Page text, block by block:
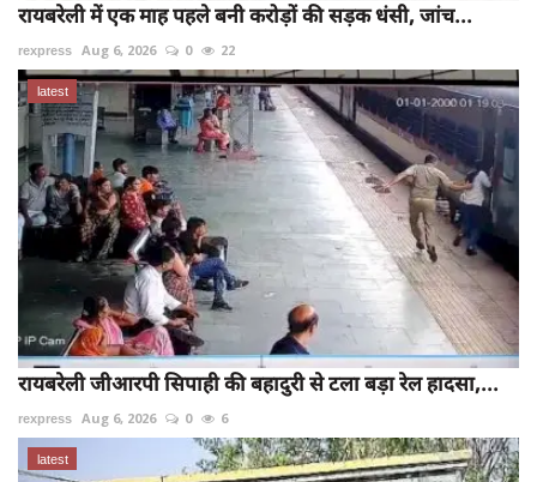
रायबरेली में एक माह पहले बनी करोड़ों की सड़क धंसी, जांच...
rexpress Aug 6, 2026 0 22
latest
रायबरेली जीआरपी सिपाही की बहादुरी से टला बड़ा रेल हादसा,...
rexpress Aug 6, 2026 0 6
latest